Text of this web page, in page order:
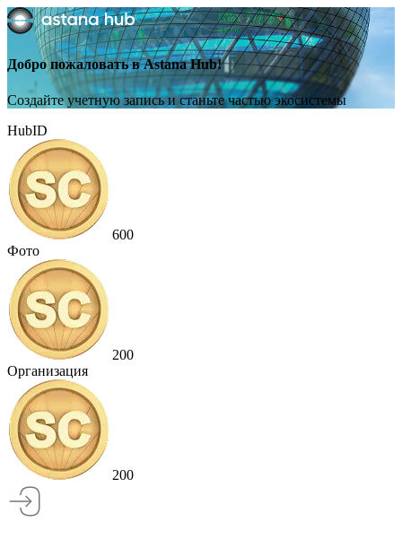
Добро пожаловать в Astana Hub!
Создайте учетную запись и станьте частью экосистемы
HubID
600
Фото
200
Организация
200